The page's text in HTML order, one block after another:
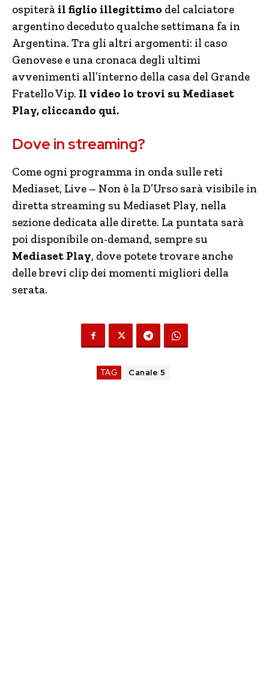
ospiterà il figlio illegittimo del calciatore
argentino deceduto qualche settimana fa in
Argentina. Tra gli altri argomenti: il caso
Genovese e una cronaca degli ultimi
avvenimenti all’interno della casa del Grande
Fratello Vip. Il video lo trovi su Mediaset
Play, cliccando qui.
Dove in streaming?
Come ogni programma in onda sulle reti
Mediaset, Live – Non è la D’Urso sarà visibile in
diretta streaming su Mediaset Play, nella
sezione dedicata alle dirette. La puntata sarà
poi disponibile on-demand, sempre su
Mediaset Play, dove potete trovare anche
delle brevi clip dei momenti migliori della
serata.
TAG Canale 5